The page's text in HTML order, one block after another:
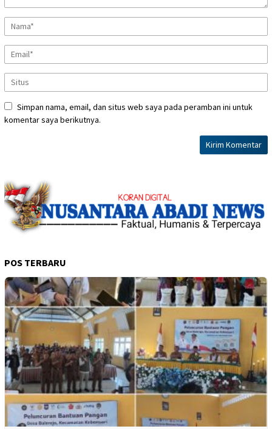
Simpan nama, email, dan situs web saya pada peramban ini untuk
komentar saya berikutnya.
POS TERBARU